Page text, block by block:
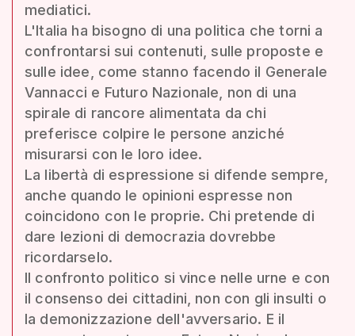
mediatici.
L'Italia ha bisogno di una politica che torni a
confrontarsi sui contenuti, sulle proposte e
sulle idee, come stanno facendo il Generale
Vannacci e Futuro Nazionale, non di una
spirale di rancore alimentata da chi
preferisce colpire le persone anziché
misurarsi con le loro idee.
La libertà di espressione si difende sempre,
anche quando le opinioni espresse non
coincidono con le proprie. Chi pretende di
dare lezioni di democrazia dovrebbe
ricordarselo.
Il confronto politico si vince nelle urne e con
il consenso dei cittadini, non con gli insulti o
la demonizzazione dell'avversario. E il